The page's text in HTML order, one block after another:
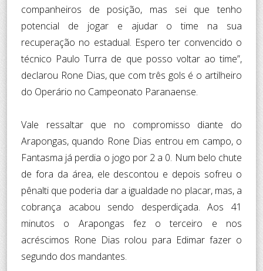
companheiros de posição, mas sei que tenho
potencial de jogar e ajudar o time na sua
recuperação no estadual. Espero ter convencido o
técnico Paulo Turra de que posso voltar ao time”,
declarou Rone Dias, que com três gols é o artilheiro
do Operário no Campeonato Paranaense.
Vale ressaltar que no compromisso diante do
Arapongas, quando Rone Dias entrou em campo, o
Fantasma já perdia o jogo por 2 a 0. Num belo chute
de fora da área, ele descontou e depois sofreu o
pênalti que poderia dar a igualdade no placar, mas, a
cobrança acabou sendo desperdiçada. Aos 41
minutos o Arapongas fez o terceiro e nos
acréscimos Rone Dias rolou para Edimar fazer o
segundo dos mandantes.